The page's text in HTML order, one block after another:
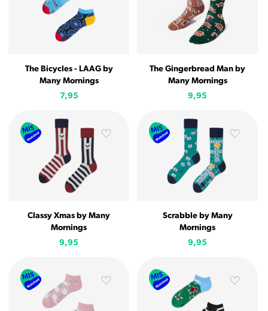
The Bicycles - LAAG by
Many Mornings
7,95
The Gingerbread Man by
Many Mornings
9,95
Classy Xmas by Many
Mornings
9,95
Scrabble by Many
Mornings
9,95